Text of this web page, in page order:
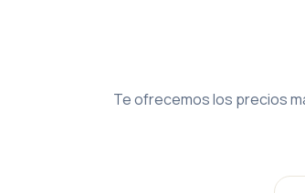
Te ofrecemos los precios